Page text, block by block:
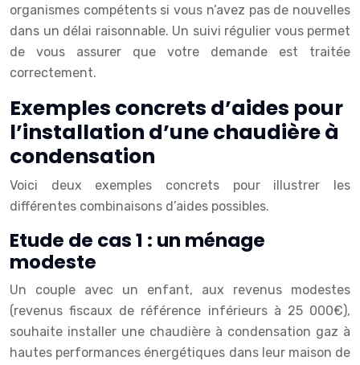
organismes compétents si vous n’avez pas de nouvelles
dans un délai raisonnable. Un suivi régulier vous permet
de vous assurer que votre demande est traitée
correctement.
Exemples concrets d’aides pour
l’installation d’une chaudière à
condensation
Voici deux exemples concrets pour illustrer les
différentes combinaisons d’aides possibles.
Etude de cas 1 : un ménage
modeste
Un couple avec un enfant, aux revenus modestes
(revenus fiscaux de référence inférieurs à 25 000€),
souhaite installer une chaudière à condensation gaz à
hautes performances énergétiques dans leur maison de